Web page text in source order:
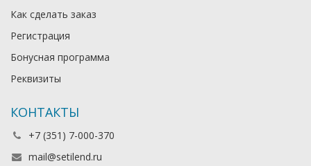
Как сделать заказ
Регистрация
Бонусная программа
Реквизиты
КОНТАКТЫ
+7 (351) 7-000-370
mail@setilend.ru